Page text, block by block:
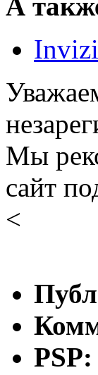
А
Мы
сайт
<
PSP: